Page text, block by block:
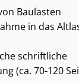
Baulasten
in das
schriftliche
(ca. 70-120